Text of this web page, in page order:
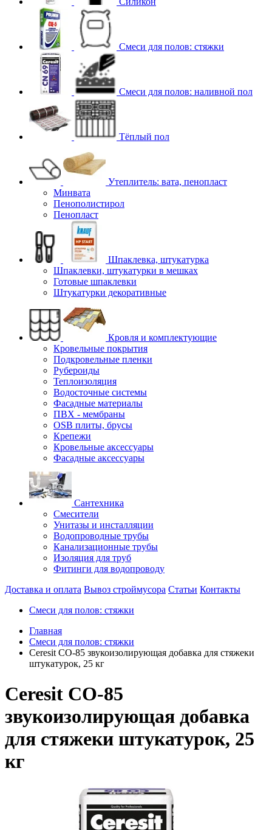
Смеси для полов: стяжки
Смеси для полов: наливной пол
Тёплый пол
Утеплитель: вата, пенопласт
Минвата
Пенополистирол
Пенопласт
Шпаклевка, штукатурка
Шпаклевки, штукатурки в мешках
Готовые шпаклевки
Штукатурки декоративные
Кровля и комплектующие
Кровельные покрытия
Подкровельные пленки
Рубероиды
Теплоизоляция
Водосточные системы
Фасадные материалы
ПВХ - мембраны
OSB плиты, брусы
Крепежи
Кровельные аксессуары
Фасадные аксессуары
Сантехника
Смесители
Унитазы и инсталляции
Водопроводные трубы
Канализационные трубы
Изоляция для труб
Фитинги для водопроводу
Доставка и оплата Вывоз строймусора Статьи Контакты
Смеси для полов: стяжки
Главная
Смеси для полов: стяжки
Ceresit CO-85 звукоизолирующая добавка для стяжеки
штукатурок, 25 кг
Ceresit CO-85
звукоизолирующая добавка
для стяжеки штукатурок, 25
кг